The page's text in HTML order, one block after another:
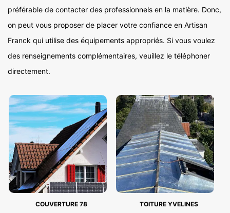
préférable de contacter des professionnels en la matière. Donc,
on peut vous proposer de placer votre confiance en Artisan
Franck qui utilise des équipements appropriés. Si vous voulez
des renseignements complémentaires, veuillez le téléphoner
directement.
COUVERTURE 78 TOITURE YVELINES